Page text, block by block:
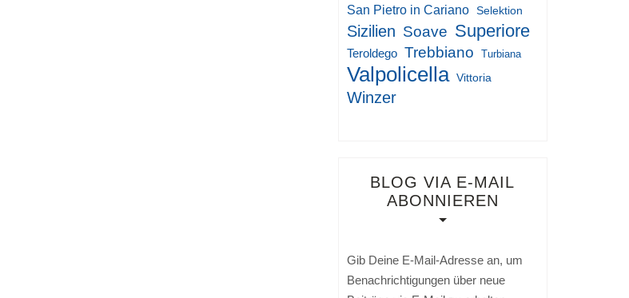
San Pietro in Cariano Selektion
Sizilien Soave Superiore
Teroldego Trebbiano Turbiana
Valpolicella Vittoria
Winzer
BLOG VIA E-MAIL
ABONNIEREN
Gib Deine E-Mail-Adresse an, um
Benachrichtigungen über neue